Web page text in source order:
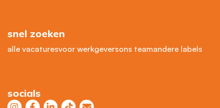
snel zoeken
alle vacaturesvoor werkgeversons teamandere labels
socials